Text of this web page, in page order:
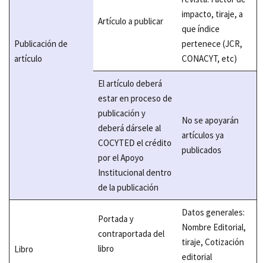
Publicación de
artículo
Artículo a publicar
impacto, tiraje, a
que índice
pertenece (JCR,
CONACYT, etc)
El artículo deberá
estar en proceso de
publicación y
deberá dársele al
COCYTED el crédito
por el Apoyo
Institucional dentro
de la publicación
No se apoyarán
artículos ya
publicados
Libro
Portada y
contraportada del
libro
Datos generales:
Nombre Editorial,
tiraje, Cotización
editorial